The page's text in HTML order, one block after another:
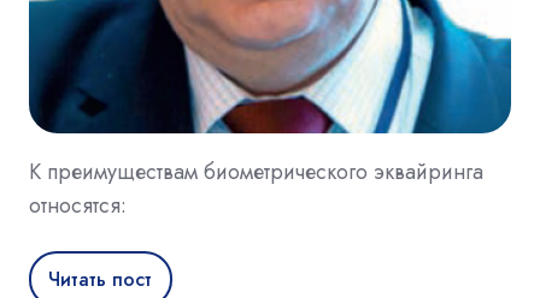
К преимуществам биометрического эквайринга
относятся:
Читать пост